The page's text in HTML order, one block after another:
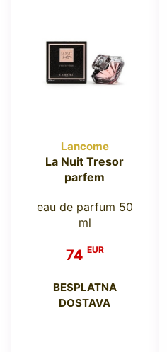
Lancome
La Nuit Tresor
parfem
eau de parfum 50
ml
74 EUR
BESPLATNA
DOSTAVA